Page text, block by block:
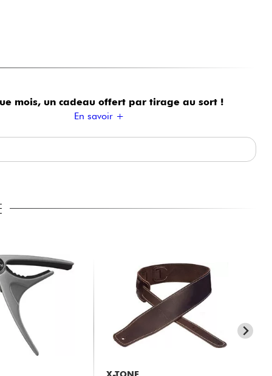
mois, un cadeau offert par tirage au sort !
En savoir +